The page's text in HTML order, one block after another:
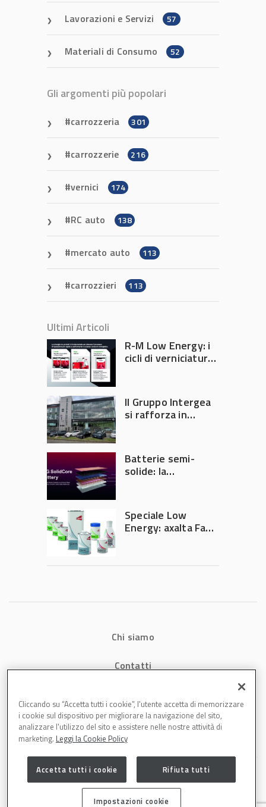
Lavorazioni e Servizi 57
Materiali di Consumo 52
Gli argomenti più popolari
carrozzeria 301
carrozzerie 216
vernici 174
RC auto 138
mercato auto 113
carrozzieri 113
Ultimi Articoli
R-M Low Energy: i
cicli di verniciatura
tempi e costi in
carrozzeria
Il Gruppo Intergea
si rafforza in
Batterie semi-
solide: la
accelerare la
rivoluzione
dell’auto elettrica
Speciale Low
Energy: axalta Fast
riduce consumi
produttività in
Chi siamo
Contatti
Cookies
Cliccando su “Accetta tutti i cookie”, l'utente accetta di memorizzare
i cookie sul dispositivo per migliorare la navigazione del sito,
analizzare l'utilizzo del sito e assistere nelle nostre attività di
marketing. Leggi la Cookie Policy
Accetta tutti i cookie Rifiuta tutti
Impostazioni cookie